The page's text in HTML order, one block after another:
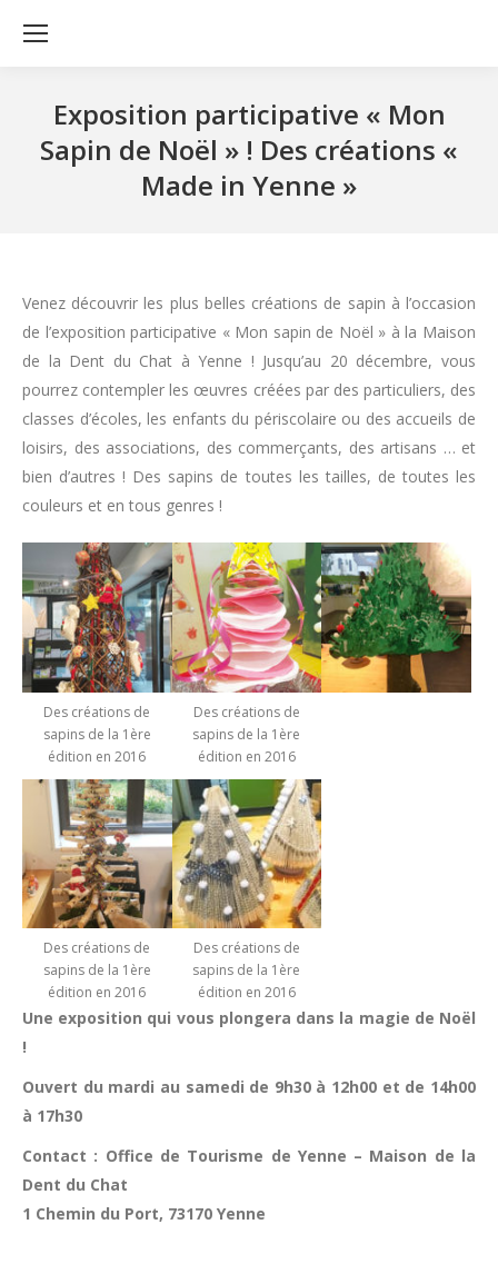
Exposition participative « Mon
Sapin de Noël » ! Des créations «
Made in Yenne »
Venez découvrir les plus belles créations de sapin à l’occasion
de l’exposition participative « Mon sapin de Noël » à la Maison
de la Dent du Chat à Yenne ! Jusqu’au 20 décembre, vous
pourrez contempler les œuvres créées par des particuliers, des
classes d’écoles, les enfants du périscolaire ou des accueils de
loisirs, des associations, des commerçants, des artisans … et
bien d’autres ! Des sapins de toutes les tailles, de toutes les
couleurs et en tous genres !
Des créations de
sapins de la 1ère
édition en 2016
Des créations de
sapins de la 1ère
édition en 2016
Des créations de
sapins de la 1ère
édition en 2016
Des créations de
sapins de la 1ère
édition en 2016
Une exposition qui vous plongera dans la magie de Noël
!
Ouvert du mardi au samedi de 9h30 à 12h00 et de 14h00
à 17h30
Contact : Office de Tourisme de Yenne – Maison de la
Dent du Chat
1 Chemin du Port, 73170 Yenne